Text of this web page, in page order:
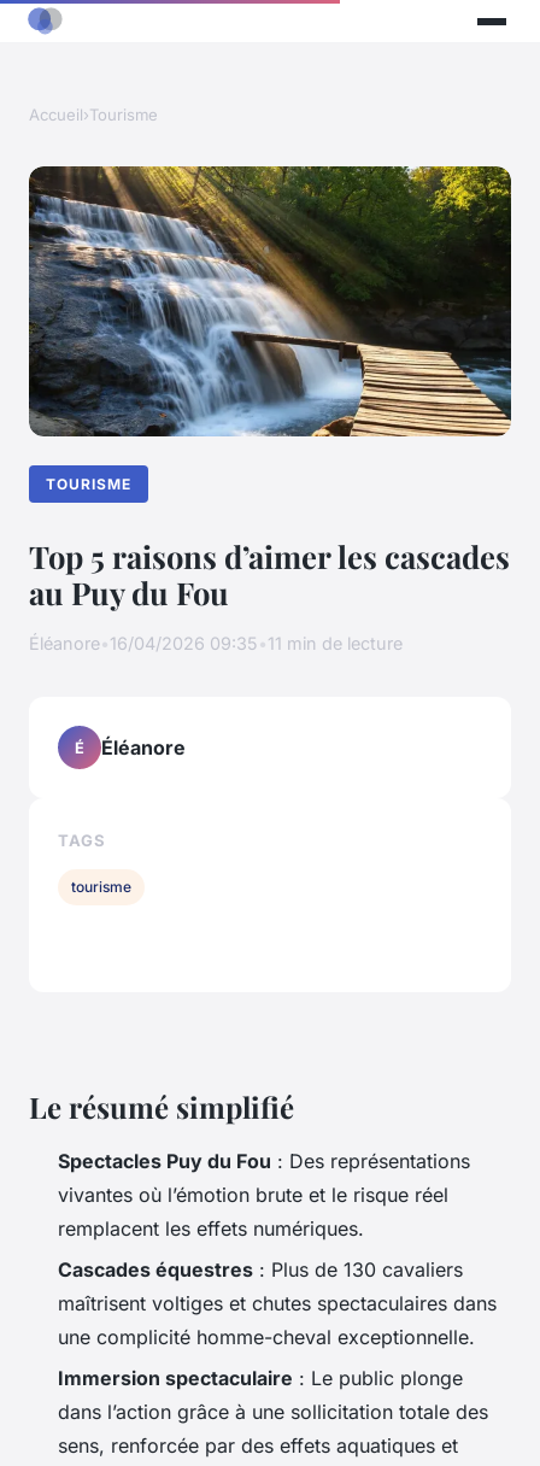
Accueil›Tourisme
TOURISME
Top 5 raisons d’aimer les cascades
au Puy du Fou
Éléanore•16/04/2026 09:35•11 min de lecture
Le résumé simplifié
Spectacles Puy du Fou : Des représentations
vivantes où l’émotion brute et le risque réel
remplacent les effets numériques.
Cascades équestres : Plus de 130 cavaliers
maîtrisent voltiges et chutes spectaculaires dans
une complicité homme-cheval exceptionnelle.
Immersion spectaculaire : Le public plonge
dans l’action grâce à une sollicitation totale des
sens, renforcée par des effets aquatiques et
É Éléanore
TAGS
tourisme